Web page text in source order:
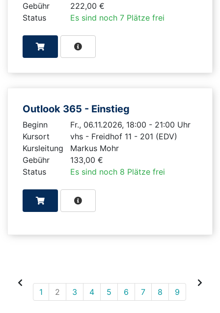
Gebühr
222,00 €
Status
Es sind noch 7 Plätze frei
Outlook 365 - Einstieg
Beginn
Fr., 06.11.2026, 18:00 - 21:00 Uhr
Kursort
vhs - Freidhof 11 - 201 (EDV)
Kursleitung
Markus Mohr
Gebühr
133,00 €
Status
Es sind noch 8 Plätze frei
1 2 3 4 5 6 7 8 9